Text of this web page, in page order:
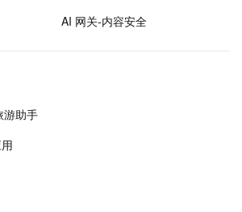
AI 网关-内容安全
游助手